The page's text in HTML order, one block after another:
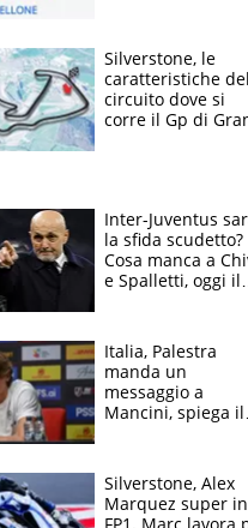
Silverstone, le
caratteristiche del
circuito dove si
corre il Gp di
Inter-Juventus
la sfida scudetto?
Cosa manca a
e Spalletti, oggi il
Italia, Palestra
manda un
messaggio a
Mancini, spiega il
l'alleanza con
Donnarumma
Silverstone, Alex
Marquez super in